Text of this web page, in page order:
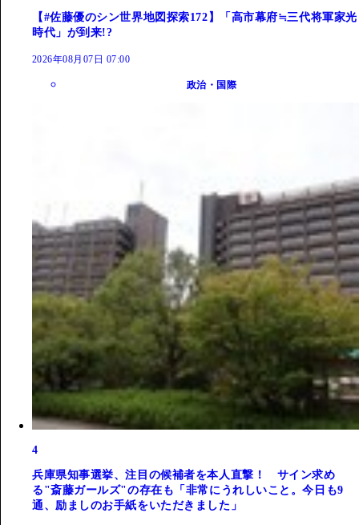
【#佐藤優のシン世界地図探索172】「高市幕府≒三代将軍家光
時代」が到来!?
2026年08月07日 07:00
政治・国際
4
兵庫県知事選挙、注目の候補者を本人直撃！ サイン求め
る"斎藤ガールズ"の存在も「非常にうれしいこと。今日も9
通、励ましのお手紙をいただきました」